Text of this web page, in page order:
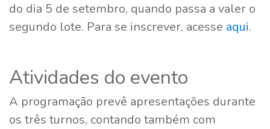
do dia 5 de setembro, quando passa a valer o
segundo lote. Para se inscrever, acesse aqui.
Atividades do evento
A programação prevê apresentações durante
os três turnos, contando também com